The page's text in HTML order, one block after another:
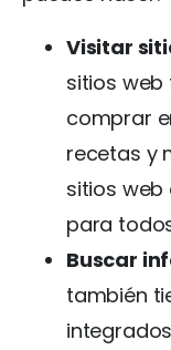
Visitar
sitios
comprar
recetas y
sitios web
para
Buscar
también